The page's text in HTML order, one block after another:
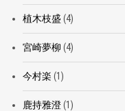
植木枝盛 (4)
宮崎夢柳 (4)
今村楽 (1)
鹿持雅澄(1)